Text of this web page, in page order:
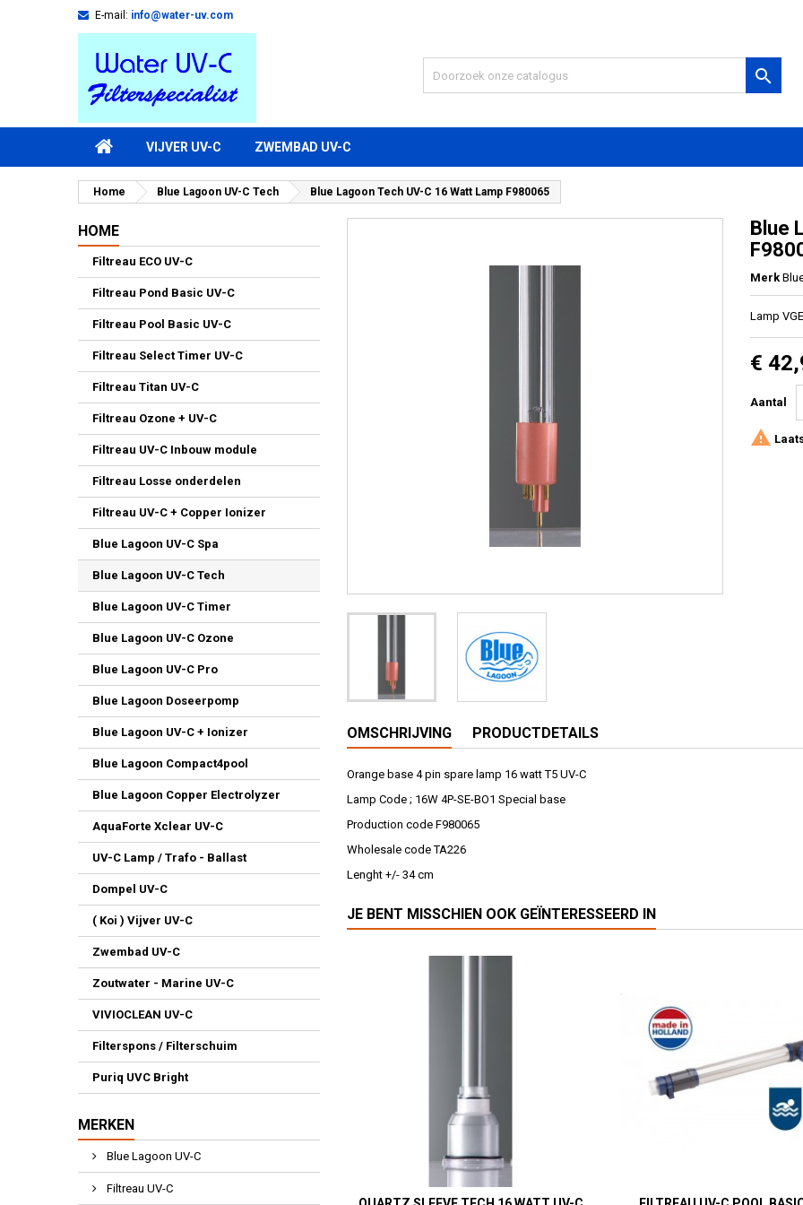
E-mail: info@water-uv.com

VIJVER UV-C ZWEMBAD UV-C
Home Blue Lagoon UV-C Tech Blue Lagoon Tech UV-C 16 Watt Lamp F980065
HOME
Filtreau ECO UV-C
Filtreau Pond Basic UV-C
Filtreau Pool Basic UV-C
Filtreau Select Timer UV-C
Filtreau Titan UV-C
Filtreau Ozone + UV-C
Filtreau UV-C Inbouw module
Filtreau Losse onderdelen
Filtreau UV-C + Copper Ionizer
Blue Lagoon UV-C Spa
Blue Lagoon UV-C Tech
Blue Lagoon UV-C Timer
Blue Lagoon UV-C Ozone
Blue Lagoon UV-C Pro
Blue Lagoon Doseerpomp
Blue Lagoon UV-C + Ionizer
Blue Lagoon Compact4pool
Blue Lagoon Copper Electrolyzer
AquaForte Xclear UV-C
UV-C Lamp / Trafo - Ballast
Dompel UV-C
( Koi ) Vijver UV-C
Zwembad UV-C
Zoutwater - Marine UV-C
VIVIOCLEAN UV-C
Filterspons / Filterschuim
Puriq UVC Bright
MERKEN
Blue Lagoon UV-C
Filtreau UV-C
Blue
Merk
Lamp
€
Aantal

OMSCHRIJVING PRODUCTDETAILS
Orange base 4 pin spare lamp 16 watt T5 UV-C
Lamp Code ; 16W 4P-SE-BO1 Special base
Production code F980065
Wholesale code TA226
Lenght +/- 34 cm
JE BENT MISSCHIEN OOK GEÏNTERESSEERD IN